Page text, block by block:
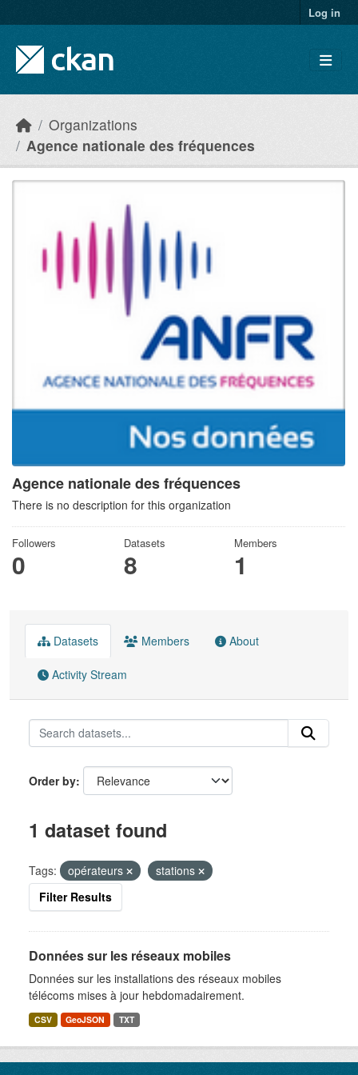
Log in
Organizations
Agence nationale des fréquences
Agence nationale des fréquences
There is no description for this organization
Followers
0
Datasets
8
Members
1
Datasets Members About
Activity Stream
Order by
1 dataset found
Tags: opérateurs
stations
Filter Results
Données sur les réseaux mobiles
Données sur les installations des réseaux mobiles
télécoms mises à jour hebdomadairement.
CSV GeoJSON TXT